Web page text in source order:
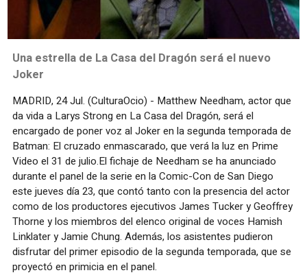
Una estrella de La Casa del Dragón será el nuevo
Joker
MADRID, 24 Jul. (CulturaOcio) - Matthew Needham, actor que
da vida a Larys Strong en La Casa del Dragón, será el
encargado de poner voz al Joker en la segunda temporada de
Batman: El cruzado enmascarado, que verá la luz en Prime
Video el 31 de julio.El fichaje de Needham se ha anunciado
durante el panel de la serie en la Comic-Con de San Diego
este jueves día 23, que contó tanto con la presencia del actor
como de los productores ejecutivos James Tucker y Geoffrey
Thorne y los miembros del elenco original de voces Hamish
Linklater y Jamie Chung. Además, los asistentes pudieron
disfrutar del primer episodio de la segunda temporada, que se
proyectó en primicia en el panel.